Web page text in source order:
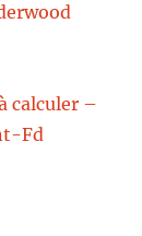
calculer –
Fd